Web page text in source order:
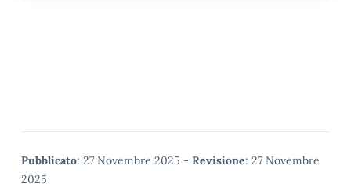
Metadata
Pubblicato: 27 Novembre 2025 - Revisione: 27 Novembre
2025